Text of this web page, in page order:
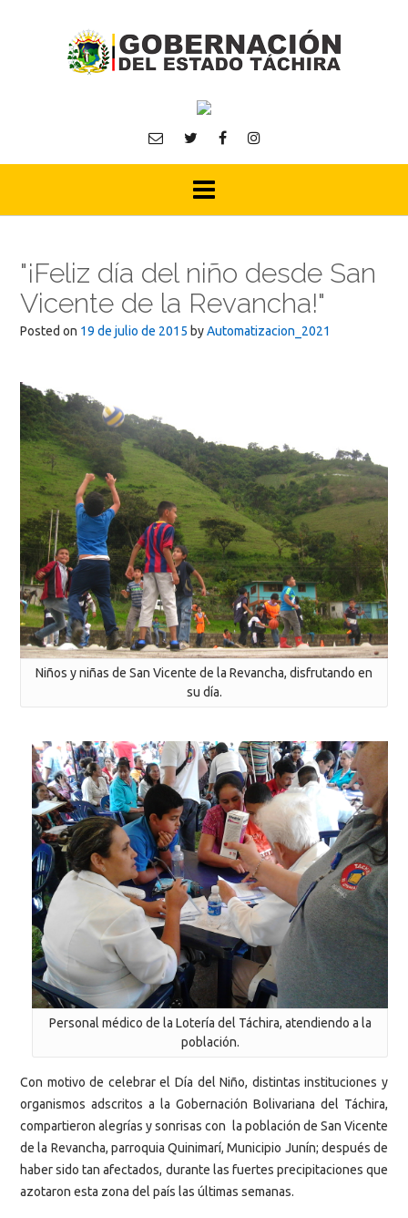
"¡Feliz día del niño desde San
Vicente de la Revancha!"
Posted on 19 de julio de 2015 byAutomatizacion_2021
Niños y niñas de San Vicente de la Revancha, disfrutando en
su día.
Personal médico de la Lotería del Táchira, atendiendo a la
población.
Con motivo de celebrar el Día del Niño, distintas instituciones y
organismos adscritos a la Gobernación Bolivariana del Táchira,
compartieron alegrías y sonrisas con la población de San Vicente
de la Revancha, parroquia Quinimarí, Municipio Junín; después de
haber sido tan afectados, durante las fuertes precipitaciones que
azotaron esta zona del país las últimas semanas.